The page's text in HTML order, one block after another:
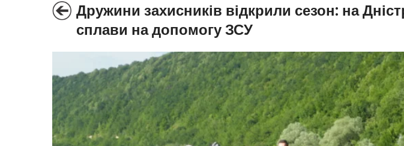
Дружини захисників відкрили сезон: на
сплави на допомогу ЗСУ